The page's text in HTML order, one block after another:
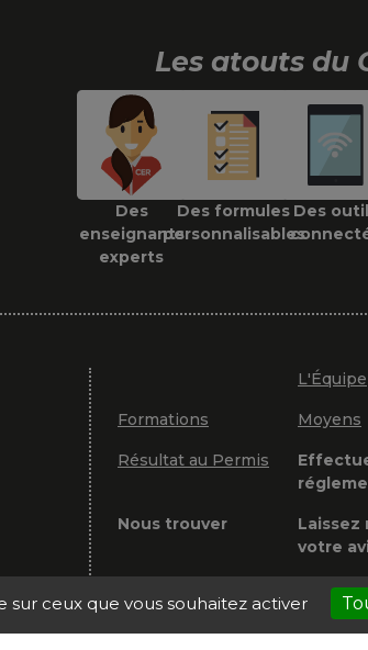
sur ceux que vous souhaitez activer
Les atouts du
Des
enseignants
experts
Des formules
personnalisables
Des
L'Équipe
Formations Moyens
Résultat au Permis
Nous trouver
Laissez
votre
Vroom Vroom
Infos